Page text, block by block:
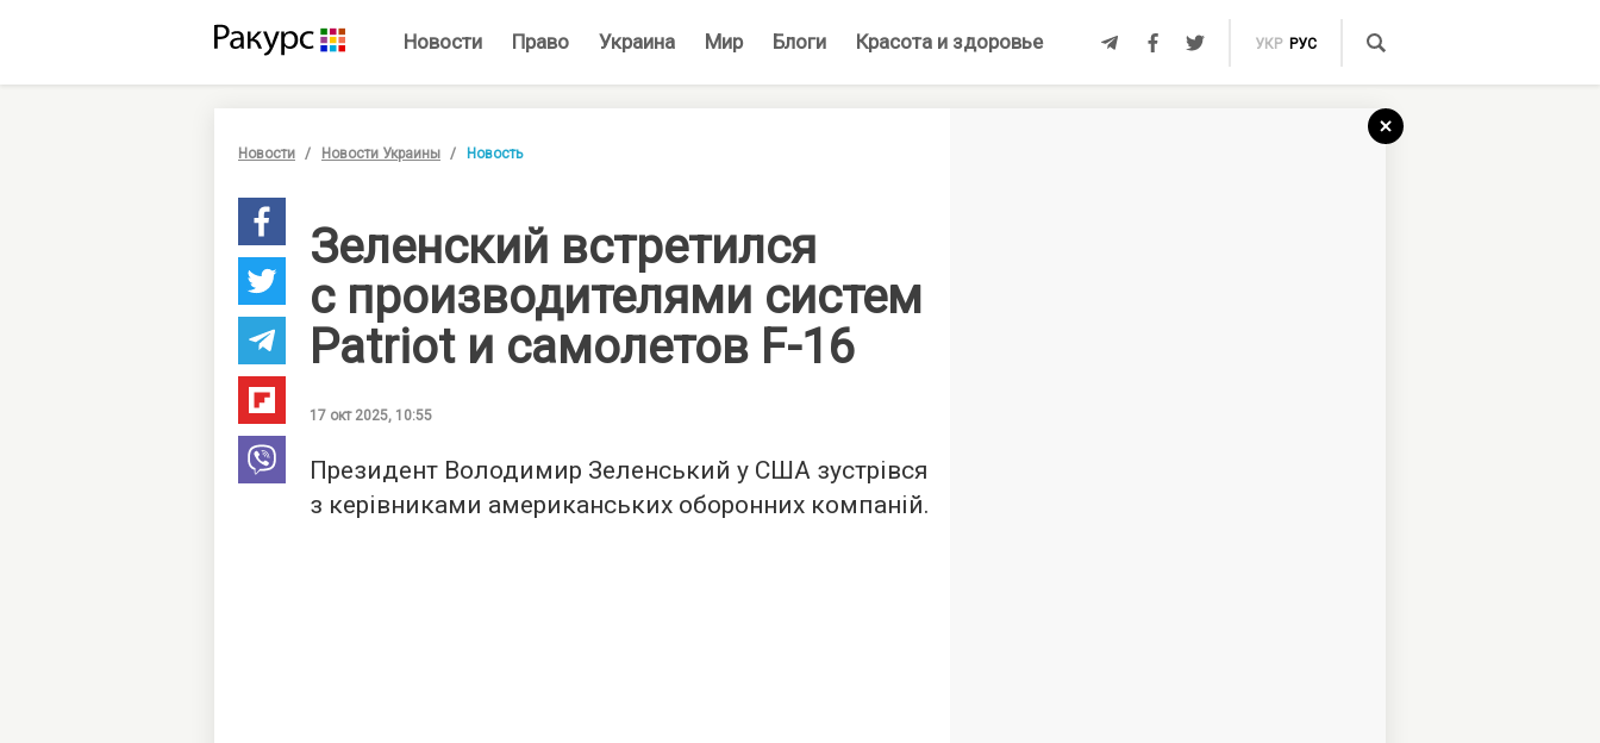
Новости Право Украина Мир Блоги Красота и здоровье УКР РУС
Новости Новости Украины Новость
Зеленский встретился
с производителями систем
Patriot и самолетов F-16
17 окт 2025, 10:55
Президент Володимир Зеленський у США зустрівся
з керівниками американських оборонних компаній.